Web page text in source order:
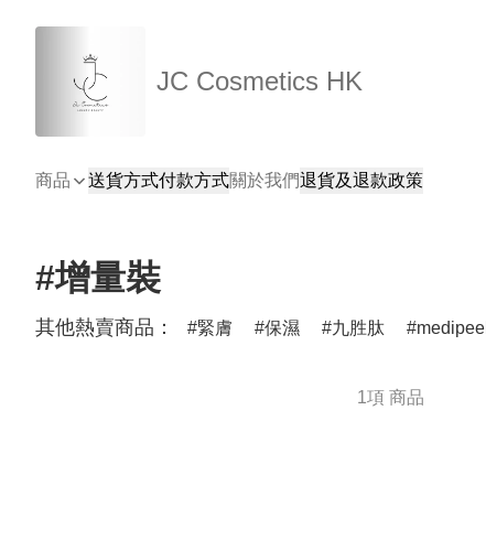
JC Cosmetics HK
商品 送貨方式付款方式關於我們退貨及退款政策
#增量裝
其他熱賣商品： 緊膚 保濕 九胜肽 medipeel
1項 商品